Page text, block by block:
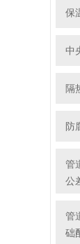
保
中
隔
防
管
公
管
础